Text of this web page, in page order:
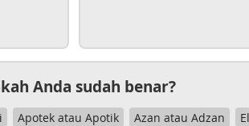
Anda sudah benar?
Apotek atau Apotik Azan atau Adzan